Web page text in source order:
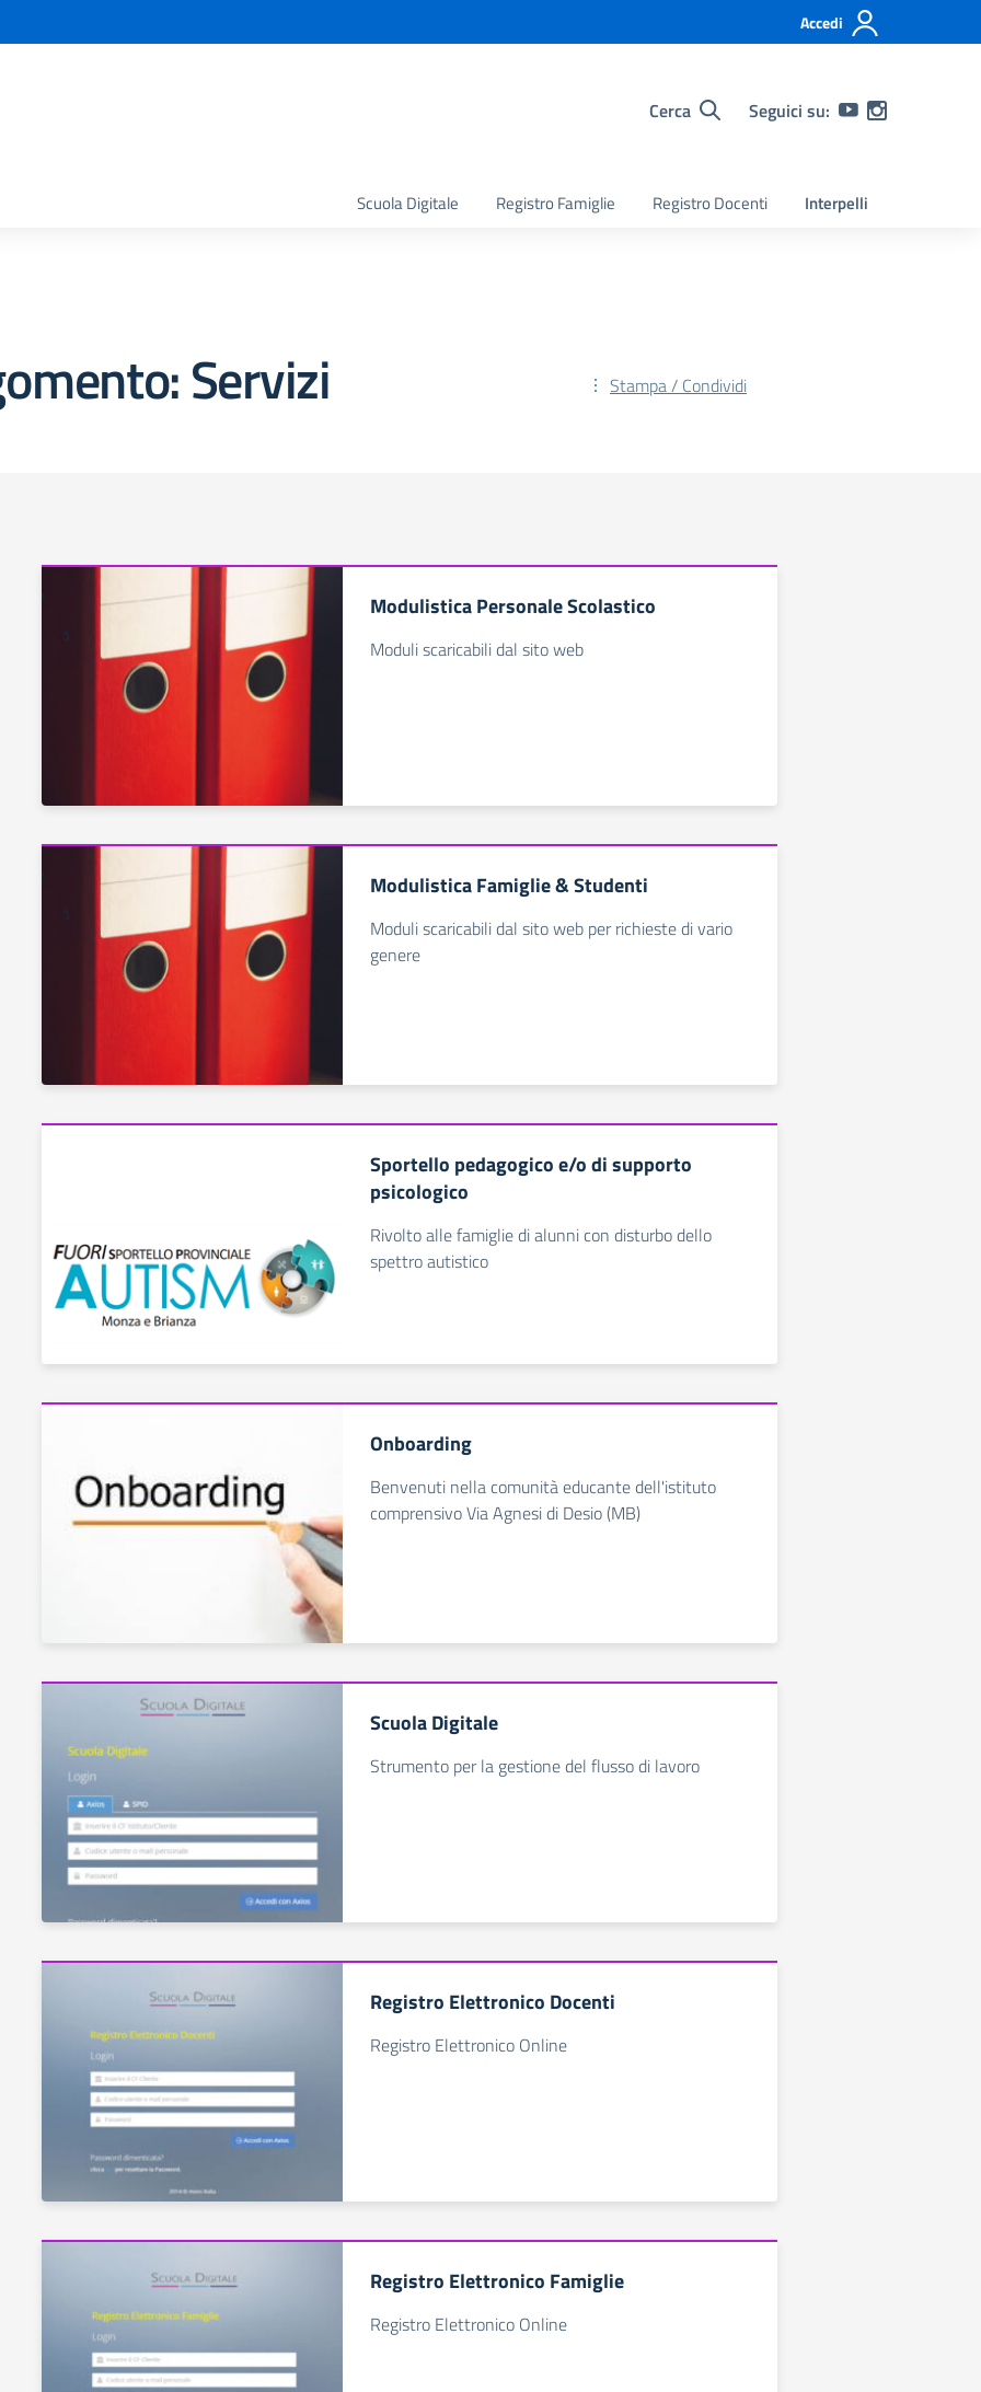
Accedi
Cerca Seguici su:
Scuola Digitale Registro Famiglie Registro Docenti Interpelli
Servizi Stampa / Condividi
Modulistica Personale Scolastico
Moduli scaricabili dal sito web
Modulistica Famiglie & Studenti
Moduli scaricabili dal sito web per richieste di vario
genere
Sportello pedagogico e/o di supporto
psicologico
Rivolto alle famiglie di alunni con disturbo dello
spettro autistico
Onboarding
Benvenuti nella comunità educante dell'istituto
comprensivo Via Agnesi di Desio (MB)
Scuola Digitale
Strumento per la gestione del flusso di lavoro
Registro Elettronico Docenti
Registro Elettronico Online
Registro Elettronico Famiglie
Registro Elettronico Online